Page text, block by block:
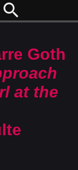
search
Goth
at the